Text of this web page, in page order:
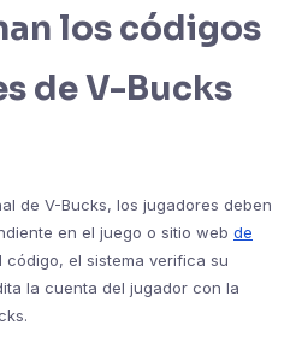
los códigos
de V-Bucks
de V-Bucks, los jugadores deben
en el juego o sitio web de
código, el sistema verifica su
la cuenta del jugador con la